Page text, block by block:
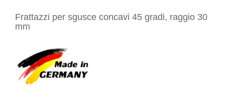
Frattazzi per sgusce concavi 45 gradi, raggio 30
mm